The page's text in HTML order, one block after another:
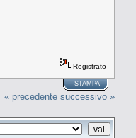
Registrato
STAMPA
« precedente successivo »